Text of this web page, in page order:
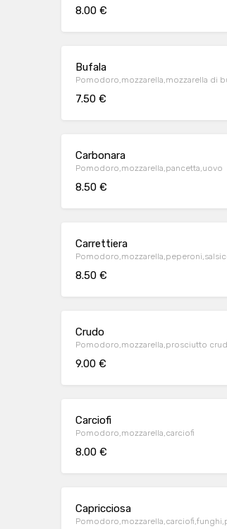
8.00 €
Bufala
Pomodoro,mozzarella,mozzarella di
7.50 €
Carbonara
Pomodoro,mozzarella,pancetta,uovo
8.50 €
Carrettiera
8.50 €
Crudo
Pomodoro,mozzarella,prosciutto
9.00 €
Carciofi
Pomodoro,mozzarella,carciofi
8.00 €
Capricciosa